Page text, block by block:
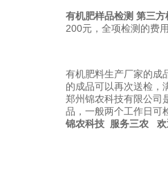
有机肥样品检测 第三
200元，全项检测的费
有机肥料生产厂家的成
的成品可以再次送检，
郑州锦农科技有限公司
品，一般两个工作日可
锦农科技 服务三农 欢